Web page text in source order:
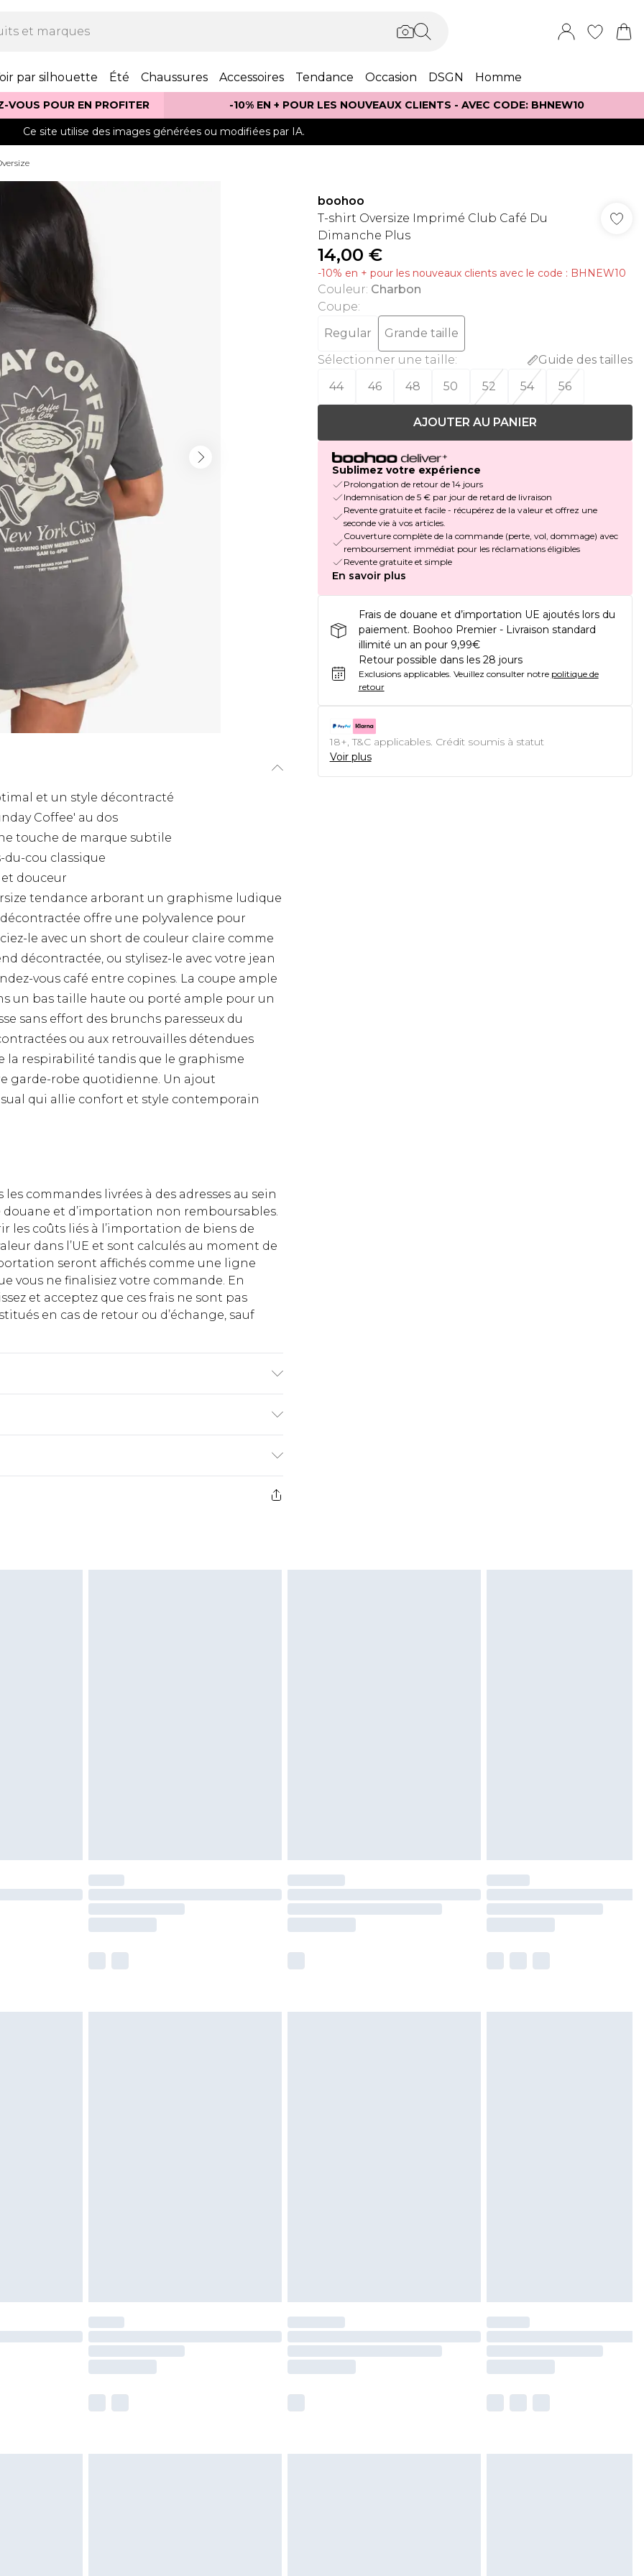
par silhouette Été Chaussures Accessoires Tendance Occasion DSGN Homme
VOUS POUR EN PROFITER -10% EN + POUR LES NOUVEAUX CLIENTS - AVEC CODE: BHNEW10
Ce site utilise des images générées ou modifiées par IA.
et un style décontracté
Coffee' au dos
touche de marque subtile
du-cou classique
douceur
tendance arborant un graphisme ludique
offre une polyvalence pour
le avec un short de couleur claire comme
décontractée, ou stylisez-le avec votre jean
vous café entre copines. La coupe ample
un bas taille haute ou porté ample pour un
sans effort des brunchs paresseux du
ou aux retrouvailles détendues
la respirabilité tandis que le graphisme
garde-robe quotidienne. Un ajout
qui allie confort et style contemporain
commandes livrées à des adresses au sein
douane et d’importation non remboursables.
les coûts liés à l’importation de biens de
dans l’UE et sont calculés au moment de
seront affichés comme une ligne
vous ne finalisiez votre commande. En
et acceptez que ces frais ne sont pas
en cas de retour ou d’échange, sauf
€2.99
€9.99
boohoo
T-shirt Oversize Imprimé Club Café Du
Dimanche Plus
14,00 €
-10% en + pour les nouveaux clients avec le code : BHNEW10
Couleur: Charbon
Coupe:
Regular
Grande taille
Sélectionner une taille:
Guide des tailles
44
46 48 50 52 54 56
AJOUTER AU PANIER
Sublimez votre expérience
Prolongation de retour de 14 jours
Indemnisation de 5 € par jour de retard de livraison
Revente gratuite et facile - récupérez de la valeur et offrez une
seconde vie à vos articles.
Couverture complète de la commande (perte, vol, dommage) avec
remboursement immédiat pour les réclamations éligibles
Revente gratuite et simple
En savoir plus
Frais de douane et d’importation UE ajoutés lors du
paiement. Boohoo Premier - Livraison standard
illimité un an pour 9,99€
Retour possible dans les 28 jours
Exclusions applicables. Veuillez consulter notre politique de
retour
18+, T&C applicables. Crédit soumis à statut
Voir plus